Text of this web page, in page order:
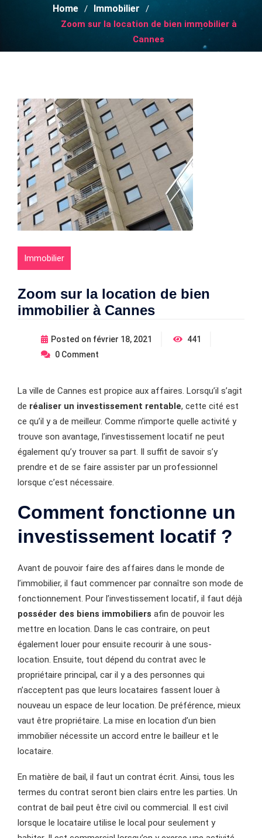
Home Immobilier
Zoom sur la location de bien immobilier à
Cannes
Immobilier
Zoom sur la location de bien
immobilier à Cannes
Posted on février 18, 2021
441
0 Comment
La ville de Cannes est propice aux affaires. Lorsqu’il s’agit
de réaliser un investissement rentable, cette cité est
ce qu’il y a de meilleur. Comme n’importe quelle activité y
trouve son avantage, l’investissement locatif ne peut
également qu’y trouver sa part. Il suffit de savoir s’y
prendre et de se faire assister par un professionnel
lorsque c’est nécessaire.
Comment fonctionne un
investissement locatif ?
Avant de pouvoir faire des affaires dans le monde de
l’immobilier, il faut commencer par connaître son mode de
fonctionnement. Pour l’investissement locatif, il faut déjà
posséder des biens immobiliers afin de pouvoir les
mettre en location. Dans le cas contraire, on peut
également louer pour ensuite recourir à une sous-
location. Ensuite, tout dépend du contrat avec le
propriétaire principal, car il y a des personnes qui
n’acceptent pas que leurs locataires fassent louer à
nouveau un espace de leur location. De préférence, mieux
vaut être propriétaire. La mise en location d’un bien
immobilier nécessite un accord entre le bailleur et le
locataire.
En matière de bail, il faut un contrat écrit. Ainsi, tous les
termes du contrat seront bien clairs entre les parties. Un
contrat de bail peut être civil ou commercial. Il est civil
lorsque le locataire utilise le local pour seulement y